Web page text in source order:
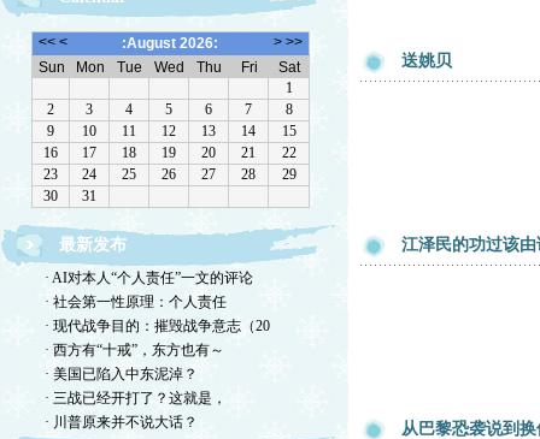
最新发布
· AI对本人“个人责任”一文的评论
· 社会第一性原理：个人责任
· 现代战争目的：摧毁战争意志（20
· 西方有“十戒”，东方也有～
· 美国已陷入中东泥淖？
· 三战已经开打了？这就是，
· 川普原来并不说大话？
送姚贝
江泽民的功过该
从巴黎恐袭说到